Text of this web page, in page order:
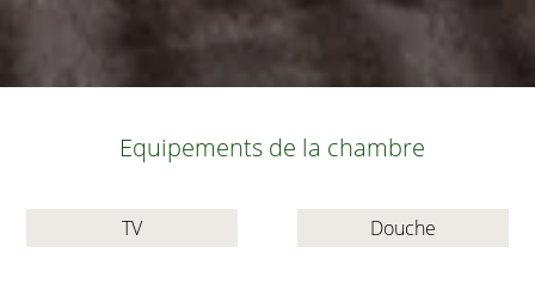
Equipements de la chambre
TV Douche